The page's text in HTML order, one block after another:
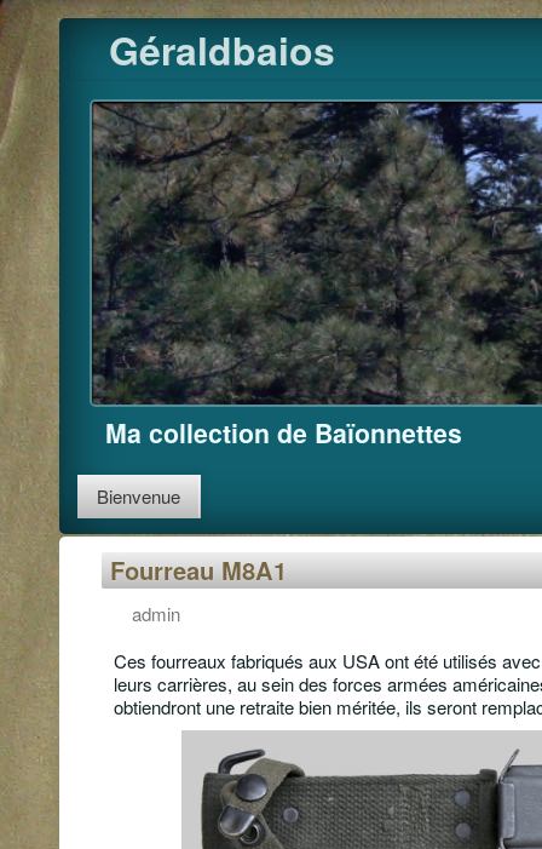
Pour
Skip
to
content
Géraldbaios
Ma collection de Baïonnettes
Bienvenue
Fourreau M8A1
admin
Ces fourreaux fabriqués aux USA ont été utilisés
leurs carrières, au sein des forces armées
obtiendront une retraite bien méritée, ils seront